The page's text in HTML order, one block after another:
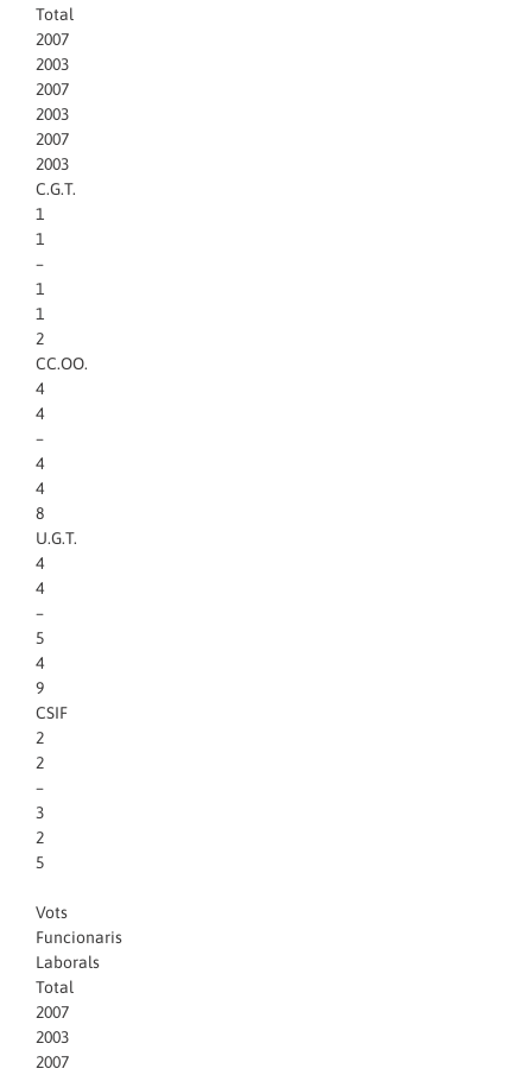
Total
2007
2003
2007
2003
2007
2003
C.G.T.
1
1
–
1
1
2
CC.OO.
4
4
–
4
4
8
U.G.T.
4
4
–
5
4
9
CSIF
2
2
–
3
2
5
Vots
Funcionaris
Laborals
Total
2007
2003
2007